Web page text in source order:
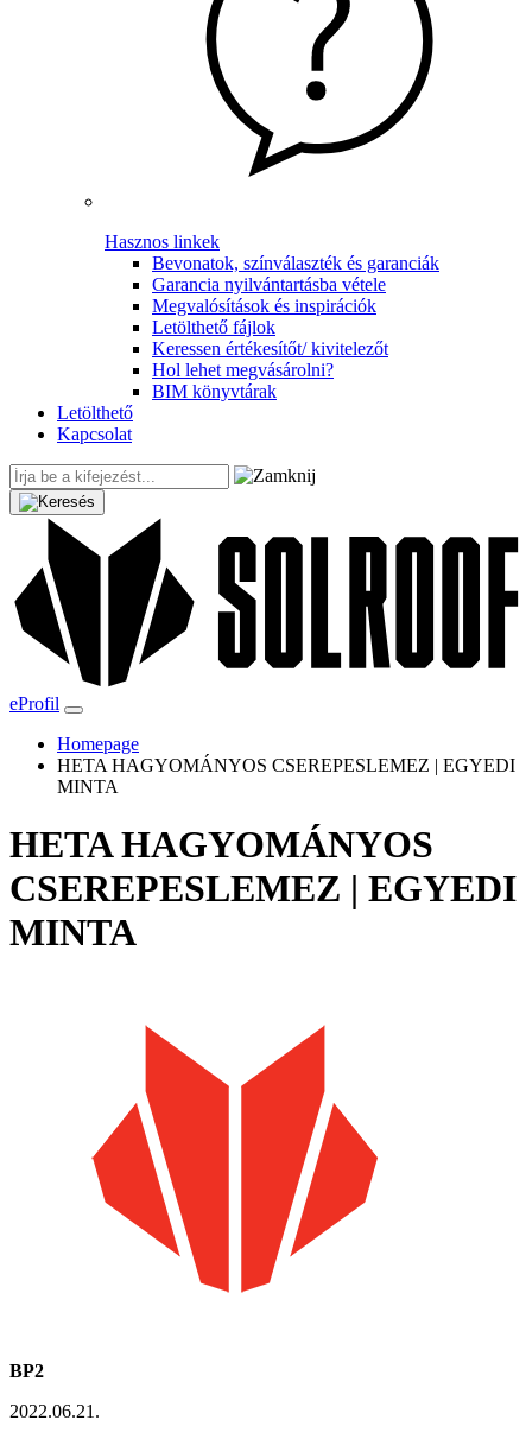
Hasznos linkek
Bevonatok, színválaszték és garanciák
Garancia nyilvántartásba vétele
Megvalósítások és inspirációk
Letölthető fájlok
Keressen értékesítőt/ kivitelezőt
Hol lehet megvásárolni?
BIM könyvtárak
Letölthető
Kapcsolat
eProfil
Homepage
HETA HAGYOMÁNYOS CSEREPESLEMEZ | EGYEDI
MINTA
HETA HAGYOMÁNYOS
CSEREPESLEMEZ | EGYEDI
MINTA
BP2
2022.06.21.